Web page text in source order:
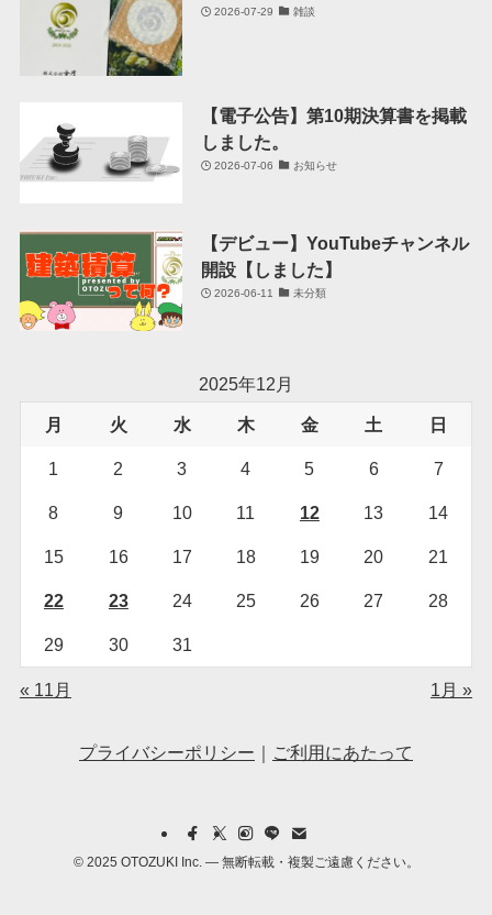
2026-07-29 雑談
【電子公告】第10期決算書を掲載
しました。
2026-07-06 お知らせ
【デビュー】YouTubeチャンネル
開設【しました】
2026-06-11 未分類
2025年12月
月 火 水 木 金 土 日
1 2 3 4 5 6 7
8 9 10 11 12 13 14
15 16 17 18 19 20 21
22 23 24 25 26 27 28
29 30 31
« 11月 1月 »
プライバシーポリシー ｜ ご利用にあたって
©2025 OTOZUKI Inc. — 無断転載・複製ご遠慮ください。